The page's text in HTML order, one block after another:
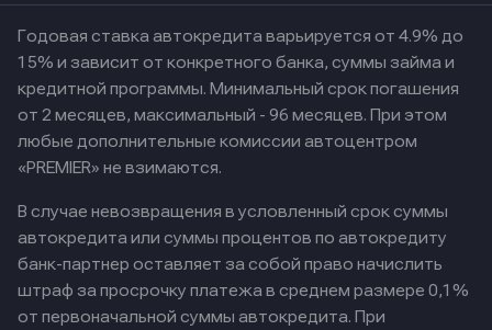
Годовая ставка автокредита варьируется от 4.9% до
15% и зависит от конкретного банка, суммы займа и
кредитной программы. Минимальный срок погашения
от 2 месяцев, максимальный - 96 месяцев. При этом
любые дополнительные комиссии автоцентром
«PREMIER» не взимаются.
В случае невозвращения в условленный срок суммы
автокредита или суммы процентов по автокредиту
банк-партнер оставляет за собой право начислить
штраф за просрочку платежа в среднем размере 0,1%
от первоначальной суммы автокредита. При